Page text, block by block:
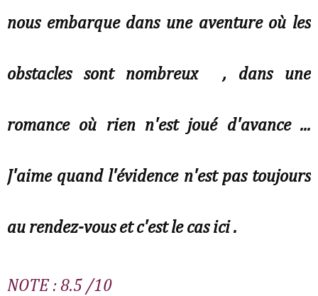
nous embarque dans une aventure où les
obstacles sont nombreux , dans une
romance où rien n'est joué d'avance ...
J'aime quand l'évidence n'est pas toujours
au rendez-vous et c'est le cas ici .
NOTE : 8.5 /10